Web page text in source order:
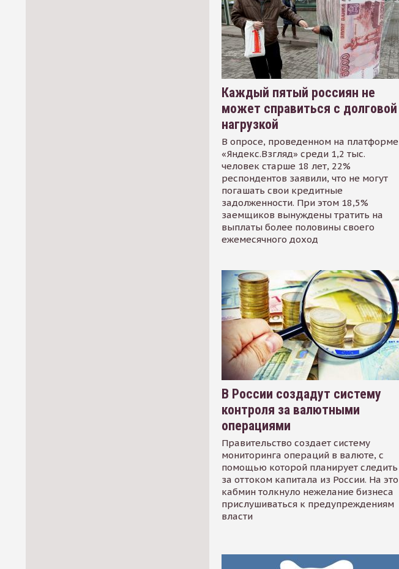
Каждый пятый россиян не
может справиться с долговой
нагрузкой
В опросе, проведенном на платформе
«Яндекс.Взгляд» среди 1,2 тыс.
человек старше 18 лет, 22%
респондентов заявили, что не могут
погашать свои кредитные
задолженности. При этом 18,5%
заемщиков вынуждены тратить на
выплаты более половины своего
ежемесячного доход
В России создадут систему
контроля за валютными
операциями
Правительство создает систему
мониторинга операций в валюте, с
помощью которой планирует следить
за оттоком капитала из России. На это
кабмин толкнуло нежелание бизнеса
прислушиваться к предупреждениям
власти